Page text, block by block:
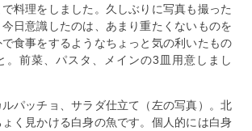
料理をしました。久しぶりに写真も撮った
日意識したのは、あまり重たくないものを
食事をするようなちょっと気の利いたもの
。前菜、パスタ、メインの3皿用意しまし
パッチョ、サラダ仕立て（左の写真）。北
く見かける白身の魚です。個人的には白身